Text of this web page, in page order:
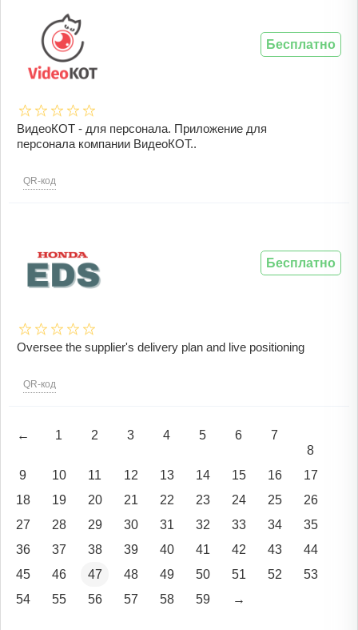
ВидеоКОТ - для персонала. Приложение для
персонала компании ВидеоКОТ..
QR-код
Бесплатно
Oversee the supplier's delivery plan and live positioning
QR-код
Бесплатно
← 1 2 3 4 5 6
7
8
9
10 11 12 13 14 15 16
17
18
19 20 21 22 23 24 25
26
27
28 29 30 31 32 33 34
35
36
37 38 39 40 41 42 43
44
45
46 47 48 49 50 51 52
53
54
55 56 57 58 59 →